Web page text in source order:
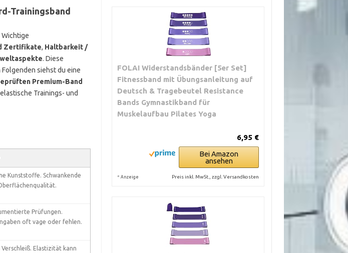
Trainingsband
Zertifikate, Haltbarkeit /
. Diese
siehst du eine
Premium-Band
Trainings- und
Kunststoffe. Schwankende
Prüfungen.
oft vage oder fehlen.
Verschleiß. Elastizität kann
FOLAI Widerstandsbänder [5er Set]
Fitnessband mit Übungsanleitung auf
Deutsch & Tragebeutel Resistance
Bands Gymnastikband für
Muskelaufbau Pilates Yoga
6,95 €
Bei Amazon
ansehen
* Anzeige Preis inkl. MwSt., zzgl. Versandkosten